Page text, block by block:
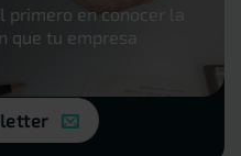
en conocer la
que tu empresa